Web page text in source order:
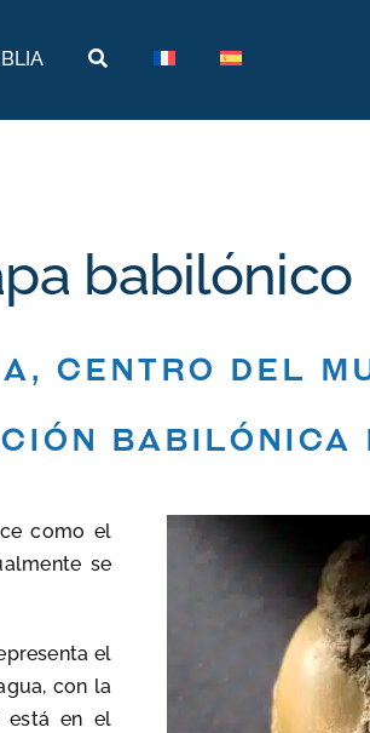
Egipto
Israel
Jordania
babilónico
centro del
babilónica
como el
se
el
con la
está en el